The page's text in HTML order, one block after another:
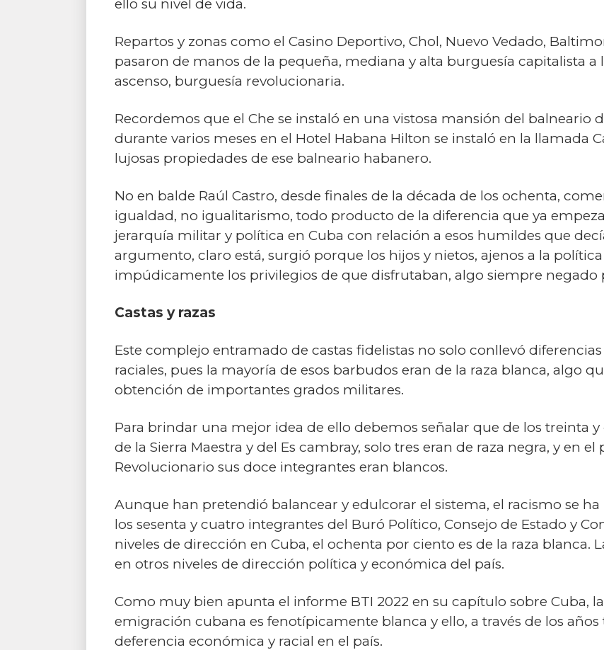
ello su nivel de vida.
Repartos y zonas como el Casino Deportivo, Chol, Nuevo Vedado,
pasaron de manos de la pequeña, mediana y alta burguesía capitalista a
ascenso, burguesía revolucionaria.
Recordemos que el Che se instaló en una vistosa mansión del balneario
durante varios meses en el Hotel Habana Hilton se instaló en la llamada
lujosas propiedades de ese balneario habanero.
No en balde Raúl Castro, desde finales de la década de los ochenta,
igualdad, no igualitarismo, todo producto de la diferencia que ya
jerarquía militar y política en Cuba con relación a esos humildes que
argumento, claro está, surgió porque los hijos y nietos, ajenos a la
impúdicamente los privilegios de que disfrutaban, algo siempre negado
Castas y razas
Este complejo entramado de castas fidelistas no solo conllevó
raciales, pues la mayoría de esos barbudos eran de la raza blanca, algo
obtención de importantes grados militares.
Para brindar una mejor idea de ello debemos señalar que de los treinta
de la Sierra Maestra y del Es cambray, solo tres eran de raza negra, y en
Revolucionario sus doce integrantes eran blancos.
Aunque han pretendió balancear y edulcorar el sistema, el racismo se
los sesenta y cuatro integrantes del Buró Político, Consejo de Estado y
niveles de dirección en Cuba, el ochenta por ciento es de la raza blanca.
en otros niveles de dirección política y económica del país.
Como muy bien apunta el informe BTI 2022 en su capítulo sobre Cuba,
emigración cubana es fenotípicamente blanca y ello, a través de los
deferencia económica y racial en el país.